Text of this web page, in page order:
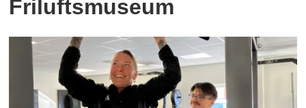
Friluftsmuseum